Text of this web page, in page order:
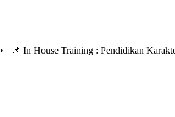
📌 In House Training : Pendidikan